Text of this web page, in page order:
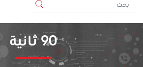
90 ثانية